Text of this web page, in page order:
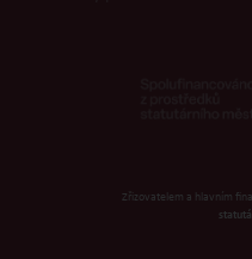
Zřizovatelem a hlavním